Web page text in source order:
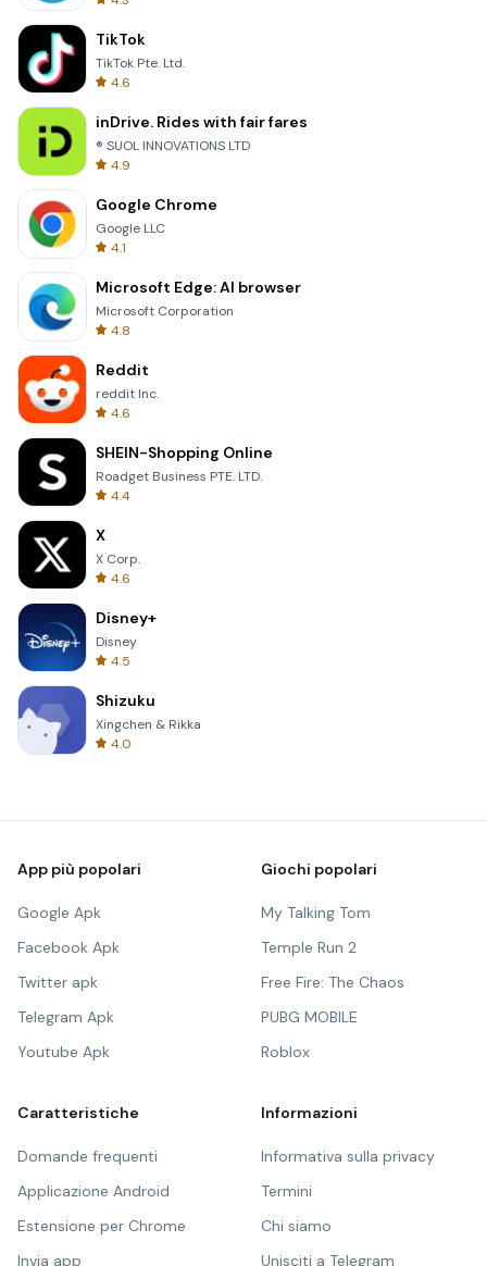
TikTok
TikTok Pte. Ltd.
4.6
inDrive. Rides with fair fares
® SUOL INNOVATIONS LTD
4.9
Google Chrome
Google LLC
4.1
Microsoft Edge: AI browser
Microsoft Corporation
4.8
Reddit
reddit Inc.
4.6
SHEIN-Shopping Online
Roadget Business PTE. LTD.
4.4
X
X Corp.
4.6
Disney+
Disney
4.5
Shizuku
Xingchen & Rikka
4.0
App più popolari
Google Apk
Facebook Apk
Twitter apk
Telegram Apk
Youtube Apk
Giochi popolari
My Talking Tom
Temple Run 2
Free Fire: The Chaos
PUBG MOBILE
Roblox
Caratteristiche
Domande frequenti
Applicazione Android
Estensione per Chrome
Invia app
Informazioni
Informativa sulla privacy
Termini
Chi siamo
Unisciti a Telegram